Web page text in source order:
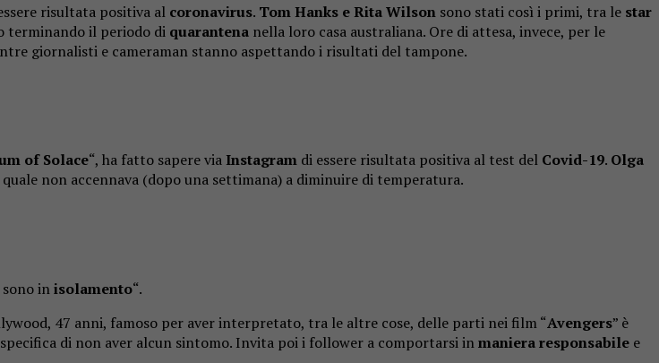
risultata positiva al coronavirus. Tom Hanks e Rita Wilson sono stati così i primi, tra le star
terminando il periodo di quarantena nella loro casa australiana. Ore di attesa, invece, per le
giornalisti e cameraman stanno aspettando i risultati del tampone.
of Solace“, ha fatto sapere via Instagram di essere risultata positiva al test del Covid-19. Olga
quale non accennava (dopo una settimana) a diminuire di temperatura.
inisolamento“.
47 anni, famoso per aver interpretato, tra le altre cose, delle parti nei film “Avengers” è
di non aver alcun sintomo. Invita poi i follower a comportarsi inmaniera responsabile e